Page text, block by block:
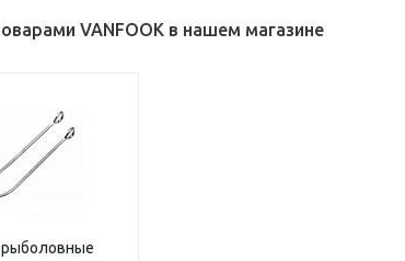
VANFOOK в нашем магазине